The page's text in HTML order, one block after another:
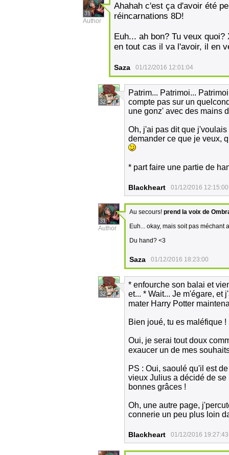
31
Author
Ahahah c'est ça d'avoir été
réincarnations 8D!
Euh... ah bon? Tu veux
en tout cas il va l'avoir, il en
Saza 01/12/2016 12:01:04
32
Patrim... Patrimoi...
compte pas sur un
une gonz' avec des mains
Oh, j'ai pas dit que
demander ce que je veux,
* part faire une partie de
Blackheart 01/12/2016 12:15:00
31
Author
Au secours! prend la voix de
Euh... okay, mais soit pas méchant
Du hand? <3
Saza 01/12/2016 18:23:00
32
* enfourche son balai et
et... * Wait... Je m'égare, et
mater Harry Potter
Bien joué, tu es maléfique !
Oui, je serai tout doux
exaucer un de mes
PS : Oui, saoulé qu'il est
vieux Julius a décidé de se
bonnes grâces !
Oh, une autre page,
connerie un peu plus loin
Blackheart 01/12/2016 19:27:43